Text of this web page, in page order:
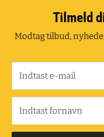
Tilmeld
Modtag tilbud,
Indtast e-mail
Indtast fornavn